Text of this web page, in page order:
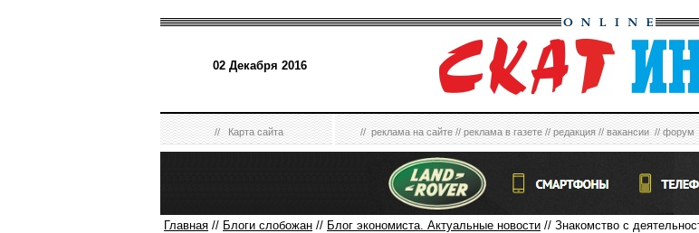
02 Декабря 2016
//Карта сайта //реклама на сайте//реклама в газете//редакция//вакансии//форум
Главная // Блоги слобожан // Блог экономиста. Актуальные новости // Знакомство с